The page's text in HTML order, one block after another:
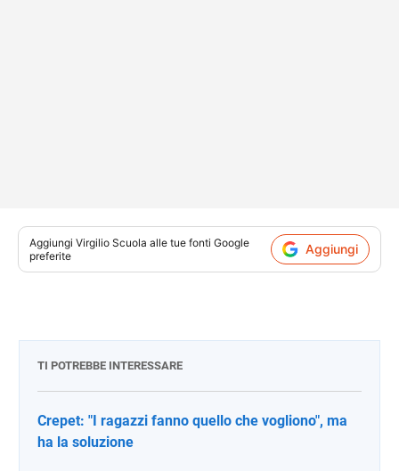
Aggiungi Virgilio Scuola alle tue fonti Google
preferite
Aggiungi
TI POTREBBE INTERESSARE
Crepet: "I ragazzi fanno quello che vogliono", ma
ha la soluzione